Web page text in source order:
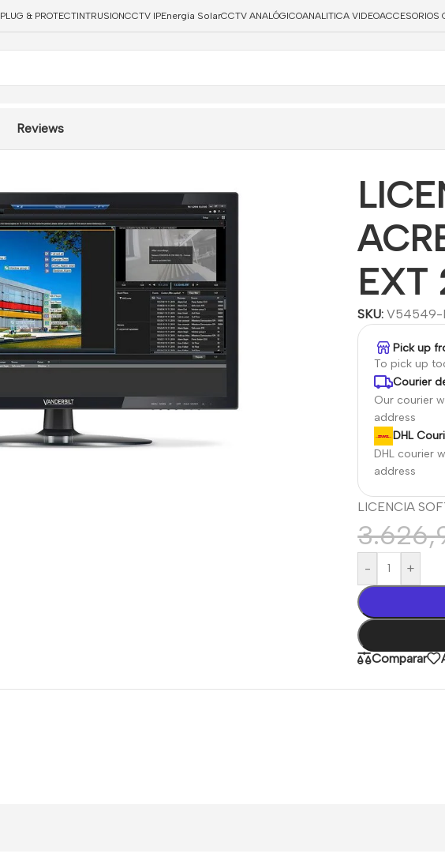
PLUG & PROTECTINTRUSIONCCTV IPEnergía SolarCCTV ANALÓGICOANALITICA VIDEOACCESORIOS
Reviews
EXT
SKU:V54549-
Pick up
To pick up
Courier
Our courier
address
DHL
DHL courier
address
LICENCIA
- +
Comparar